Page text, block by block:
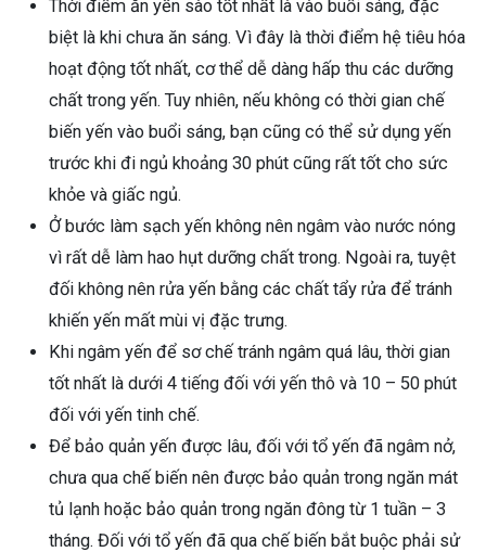
Thời điểm ăn yến sào tốt nhất là vào buổi sáng, đặc
biệt là khi chưa ăn sáng. Vì đây là thời điểm hệ tiêu hóa
hoạt động tốt nhất, cơ thể dễ dàng hấp thu các dưỡng
chất trong yến. Tuy nhiên, nếu không có thời gian chế
biến yến vào buổi sáng, bạn cũng có thể sử dụng yến
trước khi đi ngủ khoảng 30 phút cũng rất tốt cho sức
khỏe và giấc ngủ.
Ở bước làm sạch yến không nên ngâm vào nước nóng
vì rất dễ làm hao hụt dưỡng chất trong. Ngoài ra, tuyệt
đối không nên rửa yến bằng các chất tẩy rửa để tránh
khiến yến mất mùi vị đặc trưng.
Khi ngâm yến để sơ chế tránh ngâm quá lâu, thời gian
tốt nhất là dưới 4 tiếng đối với yến thô và 10 – 50 phút
đối với yến tinh chế.
Để bảo quản yến được lâu, đối với tổ yến đã ngâm nở,
chưa qua chế biến nên được bảo quản trong ngăn mát
tủ lạnh hoặc bảo quản trong ngăn đông từ 1 tuần – 3
tháng. Đối với tổ yến đã qua chế biến bắt buộc phải sử